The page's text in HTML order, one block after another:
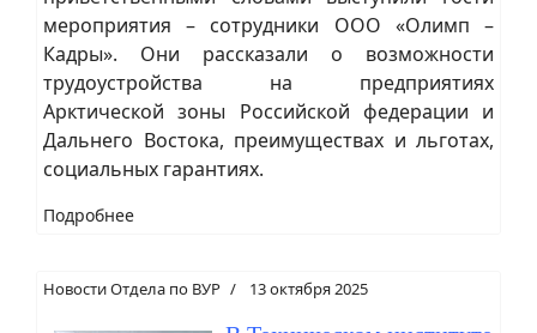
мероприятия – сотрудники ООО «Олимп –
Кадры». Они рассказали о возможности
трудоустройства на предприятиях
Арктической зоны Российской федерации и
Дальнего Востока, преимуществах и льготах,
социальных гарантиях.
Подробнее
Новости Отдела по ВУР 13 октября 2025